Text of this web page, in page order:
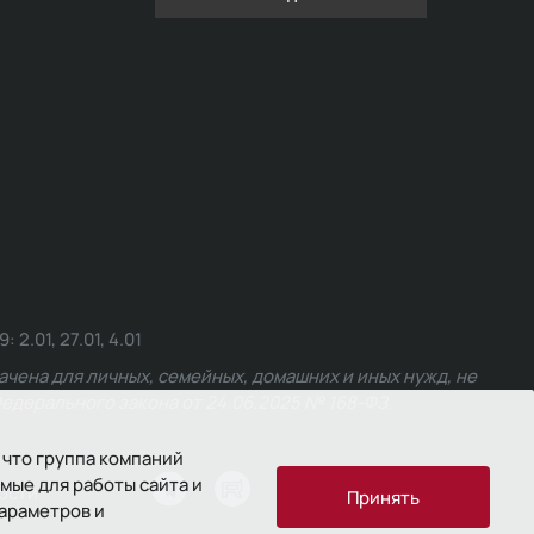
группа компаний
для работы сайта и
и
Принять
27.01, 4.01
для личных, семейных, домашних и иных нужд, не